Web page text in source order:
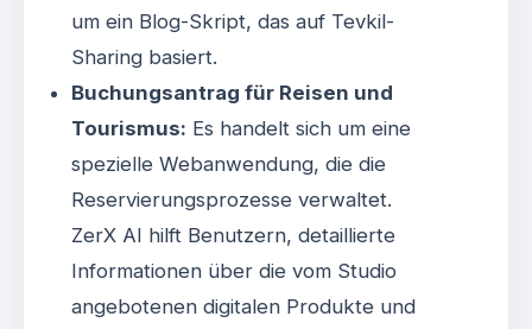
um ein Blog-Skript, das auf Tevkil-
Sharing basiert.
Buchungsantrag für Reisen und
Tourismus: Es handelt sich um eine
spezielle Webanwendung, die die
Reservierungsprozesse verwaltet.
ZerX AI hilft Benutzern, detaillierte
Informationen über die vom Studio
angebotenen digitalen Produkte und